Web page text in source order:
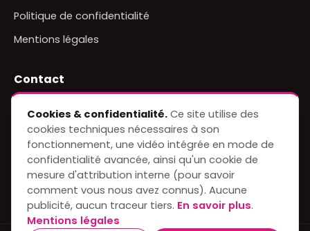
Politique de confidentialité
Mentions légales
Contact
WhatsApp
info@indiatraveletc.com
H.E-704, Hanuman Nagar Ext., Anand Nagar, Sanskar
School Road, Jaipur – 302012, Rajasthan, Inde
Cookies & confidentialité. Ce site utilise des
cookies techniques nécessaires à son
fonctionnement, une vidéo intégrée en mode de
confidentialité avancée, ainsi qu'un cookie de
mesure d'attribution interne (pour savoir
comment vous nous avez connus). Aucune
publicité, aucun traceur tiers. En savoir plus.
Mentions légales